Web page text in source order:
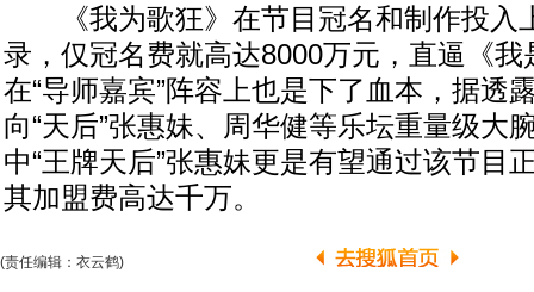
《我为歌狂》在节目冠名和制作投入
录，仅冠名费就高达8000万元，直逼《
在“导师嘉宾”阵容上也是下了血本，据透
向“天后”张惠妹、周华健等乐坛重量级大
中“王牌天后”张惠妹更是有望通过该节目
其加盟费高达千万。
(责任编辑：衣云鹤)